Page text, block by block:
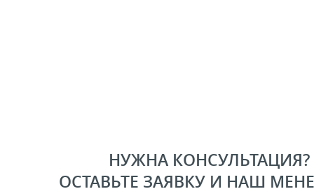
НУЖНА КОНСУЛЬТАЦИЯ?
ОСТАВЬТЕ ЗАЯВКУ И НАШ